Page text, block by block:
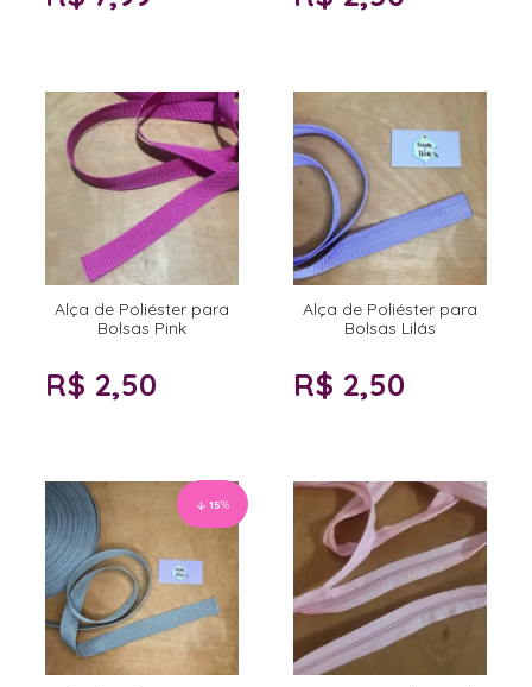
Alça de Poliéster para
Bolsas Pink
R$ 2,50
Alça de Poliéster para
Bolsas Lilás
R$ 2,50
15%